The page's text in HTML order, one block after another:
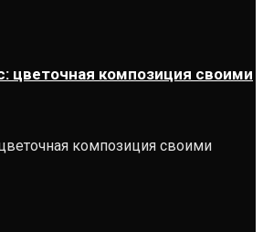
цветочная композиция своими
композиция своими